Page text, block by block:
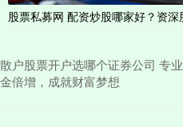
股票私募网 配资炒股哪家好？资
散户股票开户选哪个证券公司 专
金倍增，成就财富梦想